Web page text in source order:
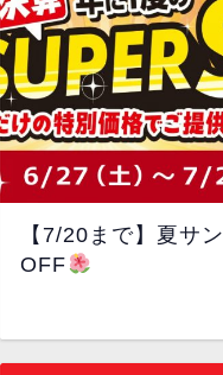
【7/20まで】夏サ
OFF